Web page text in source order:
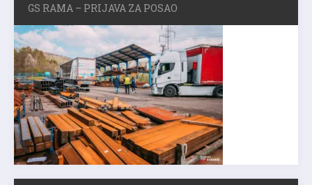
GS RAMA – PRIJAVA ZA POSAO